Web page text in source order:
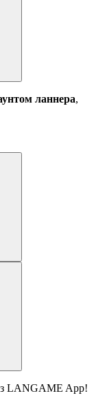
ланнера,
LANGAME App!